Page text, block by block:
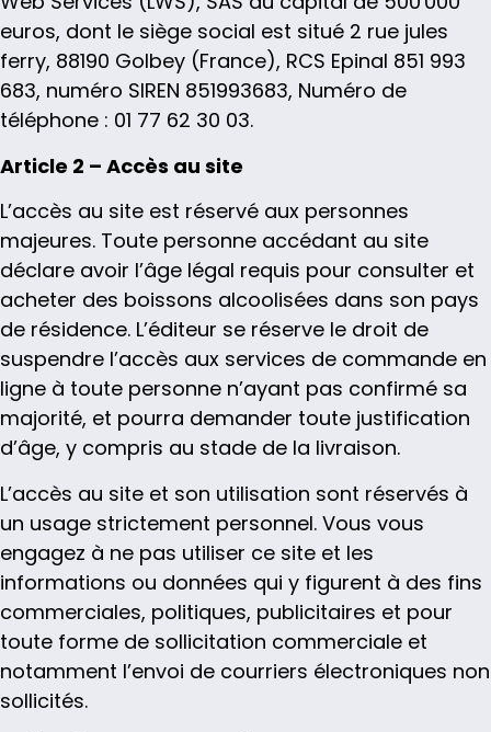
euros, dont le siège social est situé 2 rue jules
ferry, 88190 Golbey (France), RCS Epinal 851 993
683, numéro SIREN 851993683, Numéro de
téléphone : 01 77 62 30 03.
Article 2 – Accès au site
L’accès au site est réservé aux personnes
majeures. Toute personne accédant au site
déclare avoir l’âge légal requis pour consulter et
acheter des boissons alcoolisées dans son pays
de résidence. L’éditeur se réserve le droit de
suspendre l’accès aux services de commande en
ligne à toute personne n’ayant pas confirmé sa
majorité, et pourra demander toute justification
d’âge, y compris au stade de la livraison.
L’accès au site et son utilisation sont réservés à
un usage strictement personnel. Vous vous
engagez à ne pas utiliser ce site et les
informations ou données qui y figurent à des fins
commerciales, politiques, publicitaires et pour
toute forme de sollicitation commerciale et
notamment l’envoi de courriers électroniques non
sollicités.